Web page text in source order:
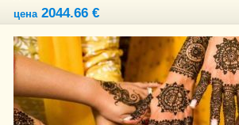
цена2044.66 €